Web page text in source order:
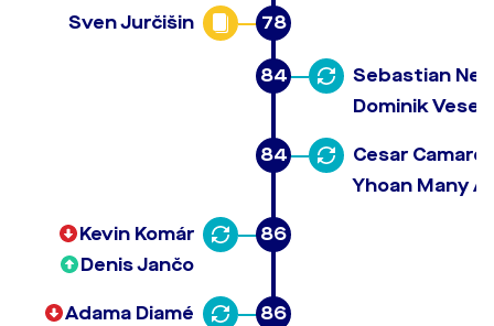
78
Sven Jurčišin
84
Sebastian
Dominik
84
Cesar
Yhoan Many
86
Kevin Komár
Denis Jančo
86
Adama Diamé